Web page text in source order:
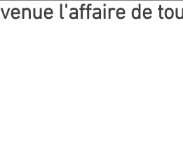
l'affaire de